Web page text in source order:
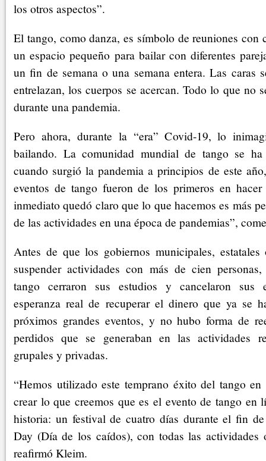
los otros aspectos”.
El tango, como danza, es símbolo de reuniones con
un espacio pequeño para bailar con diferentes
un fin de semana o una semana entera. Las caras
entrelazan, los cuerpos se acercan. Todo lo que no
durante una pandemia.
Pero ahora, durante la “era” Covid-19, lo
bailando. La comunidad mundial de tango se
cuando surgió la pandemia a principios de este
eventos de tango fueron de los primeros en
inmediato quedó claro que lo que hacemos es más
de las actividades en una época de pandemias”,
Antes de que los gobiernos municipales, estatales
suspender actividades con más de cien
tango cerraron sus estudios y cancelaron sus
esperanza real de recuperar el dinero que ya se
próximos grandes eventos, y no hubo forma de
perdidos que se generaban en las actividades
grupales y privadas.
“Hemos utilizado este temprano éxito del tango
crear lo que creemos que es el evento de tango en
historia: un festival de cuatro días durante el fin
Day (Día de los caídos), con todas las actividades
reafirmó Kleim.